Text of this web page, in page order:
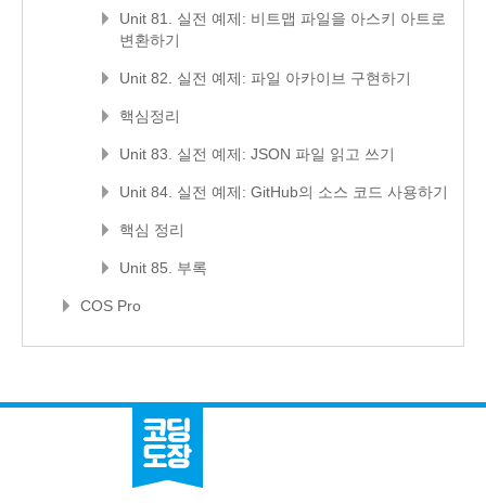
Unit 81. 실전 예제: 비트맵 파일을 아스키 아트로
변환하기
Unit 82. 실전 예제: 파일 아카이브 구현하기
핵심정리
Unit 83. 실전 예제: JSON 파일 읽고 쓰기
Unit 84. 실전 예제: GitHub의 소스 코드 사용하기
핵심 정리
Unit 85. 부록
COS Pro